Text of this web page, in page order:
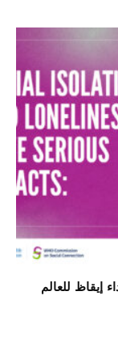
إيقاظ للعالم